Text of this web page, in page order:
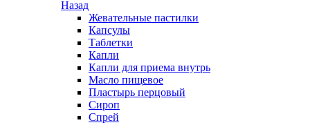
Назад
Жевательные пастилки
Капсулы
Таблетки
Капли
Капли для приема внутрь
Масло пищевое
Пластырь перцовый
Сироп
Спрей